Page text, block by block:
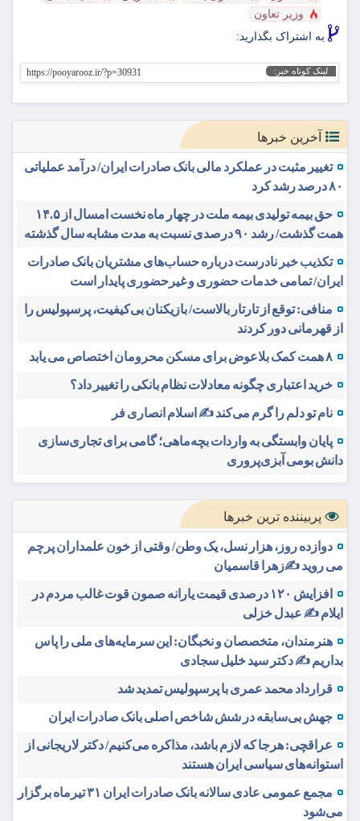
وزیر تعاون
به اشتراک بگذارید:
لینک کوتاه خبر: https://pooyarooz.ir/?p=30931
آخرین خبرها
تغییر مثبت در عملکرد مالی بانک صادرات ایران/ درآمد عملیاتی
۸۰ درصد رشد کرد
حق بیمه تولیدی بیمه ملت در چهار ماه نخست امسال از ۱۴.۵
همت گذشت/ رشد ۹۰ درصدی نسبت به مدت مشابه سال گذشته
تکذیب خبر نادرست درباره حساب‌های مشتریان بانک صادرات
ایران/ تمامی خدمات حضوری و غیرحضوری پایدار است
منافی: توقع از تارتار بالاست/ بازیکنان بی‌کیفیت، پرسپولیس را
از قهرمانی دور کردند
۸ همت کمک بلاعوض برای مسکن محرومان اختصاص می یابد
خرید اعتباری چگونه معادلات نظام بانکی را تغییر داد؟
نام تو دلم را گرم می‌کند ✍️ اسلام انصاری فر
پایان وابستگی به واردات بچه‌ماهی؛ گامی برای تجاری‌سازی
دانش بومی آبزی‌پروری
پربیننده ترین خبرها
دوازده روز، هزار نسل، یک وطن/ وقتی از خون علمداران پرچم
می روید ✍️زهرا قاسمیان
افزایش ۱۲۰ درصدی قیمت یارانه صمون قوت غالب مردم در
ایلام ✍️ عبدل خزلی
هنرمندان، متخصصان و نخبگان: این سرمایه‌های ملی را پاس
بداریم ✍️ دکتر سید خلیل سجادی
قرارداد محمد عمری با پرسپولیس تمدید شد
جهش بی‌سابقه در شش شاخص اصلی بانک صادرات ایران
عراقچی: هرجا که لازم باشد، مذاکره می‌کنیم/ دکتر لاریجانی از
استوانه‌های سیاسی ایران هستند
مجمع عمومی عادی سالانه بانک صادرات ایران ۳۱ تیرماه برگزار
می‌شود